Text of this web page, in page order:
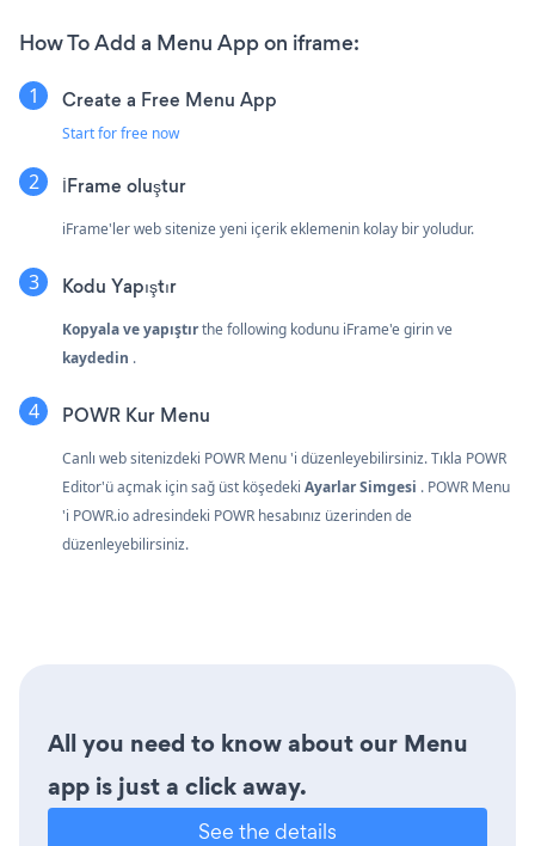
How To Add a Menu App on iframe:
Create a Free Menu App
Start for free now
İFrame oluştur
iFrame'ler web sitenize yeni içerik eklemenin kolay bir yoludur.
Kodu Yapıştır
Kopyala ve yapıştırthe following kodunu iFrame'e girin ve
kaydedin .
POWR Kur Menu
Canlı web sitenizdeki POWR Menu 'i düzenleyebilirsiniz. Tıkla POWR
Editor'ü açmak için sağ üst köşedeki Ayarlar Simgesi . POWR Menu
'i POWR.io adresindeki POWR hesabınız üzerinden de
düzenleyebilirsiniz.
All you need to know about our Menu
app is just a click away.
See the details